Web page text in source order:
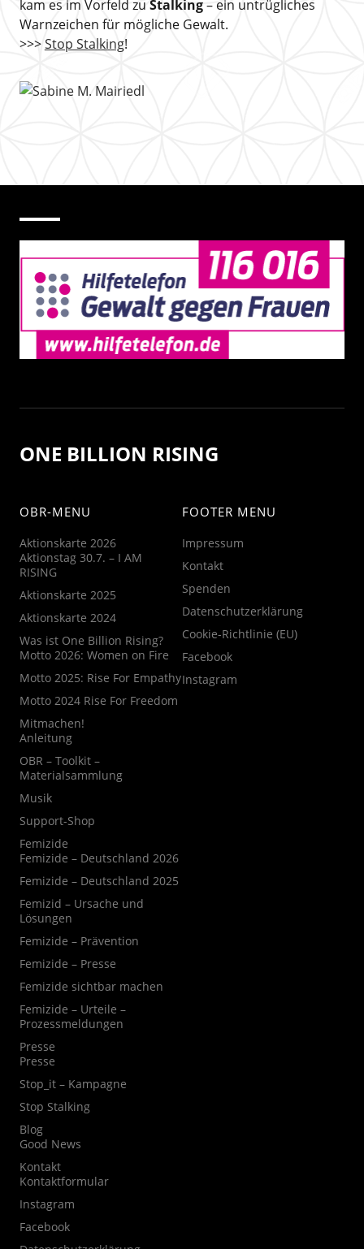
kam es im Vorfeld zu Stalking– ein untrügliches
Warnzeichen für mögliche Gewalt.
>>>Stop Stalking!
ONE BILLION RISING
OBR-MENU
Aktionskarte 2026
Aktionstag 30.7. – I AM
RISING
Aktionskarte 2025
Aktionskarte 2024
Was ist One Billion Rising?
Motto 2026: Women on Fire
Motto 2025: Rise For Empathy
Motto 2024 Rise For Freedom
Mitmachen!
Anleitung
OBR – Toolkit –
Materialsammlung
Musik
Support-Shop
Femizide
Femizide – Deutschland 2026
Femizide – Deutschland 2025
Femizid – Ursache und
Lösungen
Femizide – Prävention
Femizide – Presse
Femizide sichtbar machen
Femizide – Urteile –
Prozessmeldungen
Presse
Presse
Stop_it – Kampagne
Stop Stalking
Blog
Good News
Kontakt
Kontaktformular
Instagram
Facebook
FOOTER MENU
Impressum
Kontakt
Spenden
Datenschutzerklärung
Cookie-Richtlinie (EU)
Facebook
Instagram